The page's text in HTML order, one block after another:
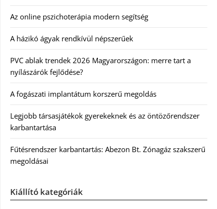
Az online pszichoterápia modern segítség
A házikó ágyak rendkívül népszerűek
PVC ablak trendek 2026 Magyarországon: merre tart a
nyílászárók fejlődése?
A fogászati implantátum korszerű megoldás
Legjobb társasjátékok gyerekeknek és az öntözőrendszer
karbantartása
Fűtésrendszer karbantartás: Abezon Bt. Zónagáz szakszerű
megoldásai
Kiállító kategóriák